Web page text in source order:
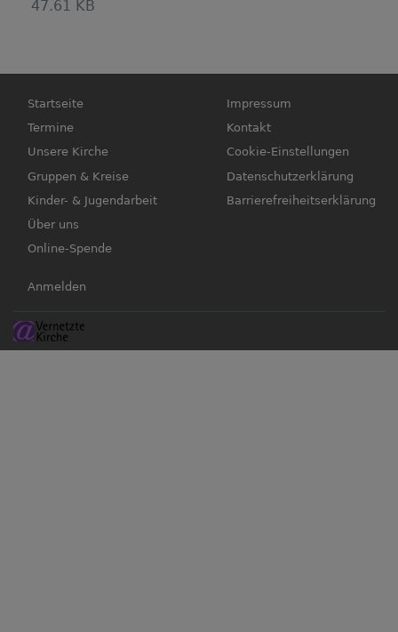
47.61 KB
Hauptnavigation
Startseite
Termine
Unsere Kirche
Gruppen & Kreise
Kinder- & Jugendarbeit
Über uns
Online-Spende
Fußbereichsmenü
Impressum
Kontakt
Cookie-Einstellungen
Datenschutzerklärung
Barrierefreiheitserklärung
Benutzermenü
Anmelden